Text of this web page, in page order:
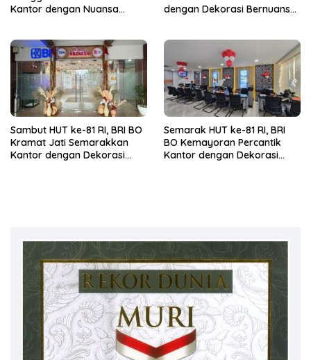
Kantor dengan Nuansa
dengan Dekorasi Bernuansa
Sambut HUT ke-81 RI, BRI BO
Kramat Jati Semarakkan
Kantor dengan Dekorasi
Semarak HUT ke-81 RI, BRI
BO Kemayoran Percantik
Kantor dengan Dekorasi